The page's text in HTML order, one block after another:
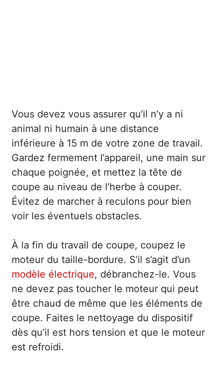
Vous devez vous assurer qu’il n’y a ni
animal ni humain à une distance
inférieure à 15 m de votre zone de travail.
Gardez fermement l’appareil, une main sur
chaque poignée, et mettez la tête de
coupe au niveau de l’herbe à couper.
Évitez de marcher à reculons pour bien
voir les éventuels obstacles.
À la fin du travail de coupe, coupez le
moteur du taille-bordure. S’il s’agit d’un
modèle électrique, débranchez-le. Vous
ne devez pas toucher le moteur qui peut
être chaud de même que les éléments de
coupe. Faites le nettoyage du dispositif
dès qu’il est hors tension et que le moteur
est refroidi.